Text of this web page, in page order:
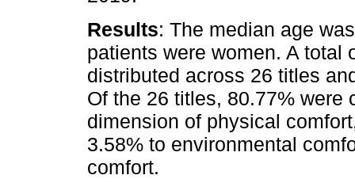
Results: The median age
patients were women. A total
distributed across 26 titles
Of the 26 titles, 80.77% were
dimension of physical
3.58% to environmental
comfort.